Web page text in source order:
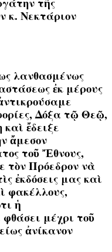
κ. Νεκτάριον
λανθασμένως
ἐκ μέρους
Δόξα τῷ Θεῷ,
ἔδειξε
ἄμεσον
τοῦ Ἔθνους,
τὸν Πρόεδρον νὰ
ἐκδόσεις μας καὶ
φακέλλους,
ἡ
μέχρι τοῦ
ἀνίκανον